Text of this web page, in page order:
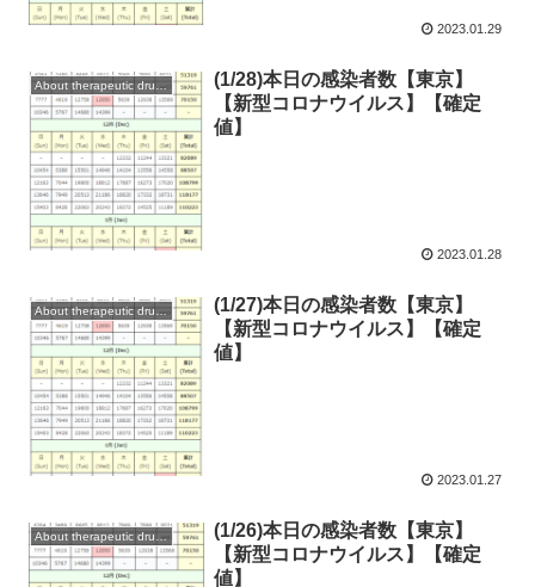
2023.01.29
About therapeutic drugs and vaccines
(1/28)本日の感染者数【東京】
【新型コロナウイルス】【確定
値】
2023.01.28
About therapeutic drugs and vaccines
(1/27)本日の感染者数【東京】
【新型コロナウイルス】【確定
値】
2023.01.27
About therapeutic drugs and vaccines
(1/26)本日の感染者数【東京】
【新型コロナウイルス】【確定
値】